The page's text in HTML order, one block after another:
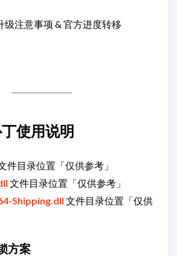
级注意事项 & 官方进度转移
使用说明
件目录位置「仅供参考」
文件目录位置「仅供参考」
Shipping.dll 文件目录位置「仅供
方案